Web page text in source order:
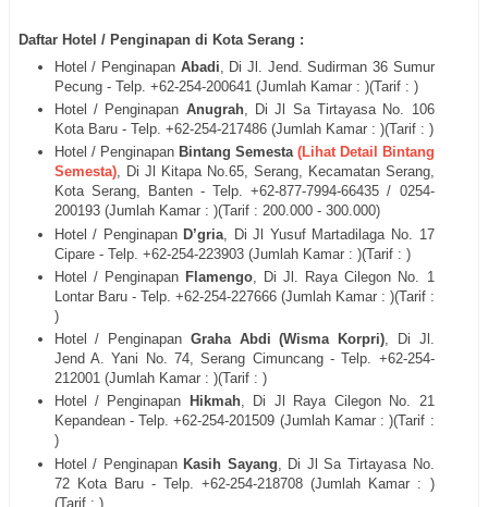
Daftar Hotel / Penginapan di Kota Serang :
Hotel / PenginapanAbadi , Di Jl. Jend. Sudirman 36 Sumur
Pecung- Telp. +62-254-200641 (Jumlah Kamar : )(Tarif : )
Hotel / Penginapan Anugrah, DiJl Sa Tirtayasa No. 106
Kota Baru- Telp. +62-254-217486(Jumlah Kamar : )(Tarif : )
Hotel / PenginapanBintang Semesta (Lihat Detail Bintang
Semesta), Di Jl
Kitapa No.65, Serang, Kecamatan Serang,
Kota Serang, Banten - Telp. +62-877-7994-66435 / 0254-
200193(Jumlah Kamar : )(Tarif : 200.000 - 300.000)
Hotel / PenginapanD’gria , DiJl Yusuf Martadilaga No. 17
Cipare- Telp. +62-254-223903(Jumlah Kamar : )(Tarif : )
Hotel / PenginapanFlamengo, DiJl. Raya Cilegon No. 1
Lontar Baru- Telp. +62-254-227666(Jumlah Kamar : )(Tarif :
)
Hotel / Penginapan Graha Abdi (Wisma Korpri), Di Jl.
Jend A. Yani No. 74, Serang Cimuncang- Telp. +62-254-
212001(Jumlah Kamar : )(Tarif : )
Hotel / Penginapan Hikmah, Di Jl Raya Cilegon No. 21
Kepandean- Telp. +62-254-201509 (Jumlah Kamar : )(Tarif :
)
Hotel / PenginapanKasih Sayang , Di Jl Sa Tirtayasa No.
72 Kota Baru- Telp. +62-254-218708 (Jumlah Kamar : )
(Tarif : )